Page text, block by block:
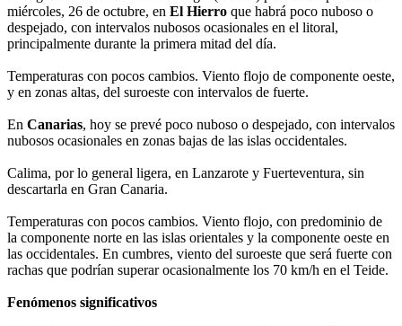
miércoles, 26 de octubre, en El Hierro que habrá poco nuboso o
despejado, con intervalos nubosos ocasionales en el litoral,
principalmente durante la primera mitad del día.
Temperaturas con pocos cambios. Viento flojo de componente oeste,
y en zonas altas, del suroeste con intervalos de fuerte.
En Canarias, hoy se prevé poco nuboso o despejado, con intervalos
nubosos ocasionales en zonas bajas de las islas occidentales.
Calima, por lo general ligera, en Lanzarote y Fuerteventura, sin
descartarla en Gran Canaria.
Temperaturas con pocos cambios. Viento flojo, con predominio de
la componente norte en las islas orientales y la componente oeste en
las occidentales. En cumbres, viento del suroeste que será fuerte con
rachas que podrían superar ocasionalmente los 70 km/h en el Teide.
Fenómenos significativos